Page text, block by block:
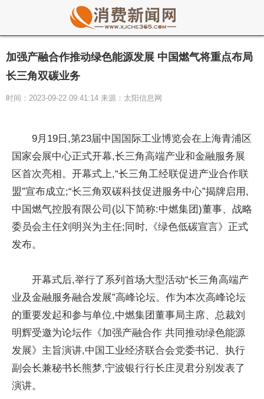
加强产融合作推动绿色能源发展 中国燃气将重点布局
长三角双碳业务
时间：2023-09-22 09:41:14 来源：太阳信息网
9月19日,第23届中国国际工业博览会在上海青浦区
国家会展中心正式开幕,长三角高端产业和金融服务展
区首次亮相。开幕式上,“长三角工经联促进产业合作联
盟”宣布成立;“长三角双碳科技促进服务中心”揭牌启用,
中国燃气控股有限公司(以下简称:中燃集团)董事、战略
委员会主任刘明兴为主任;同时,《绿色低碳宣言》正式
发布。
开幕式后,举行了系列首场大型活动“长三角高端产
业及金融服务融合发展”高峰论坛。作为本次高峰论坛
的重要发起和参与单位,中燃集团董事局主席、总裁刘
明辉受邀为论坛作《加强产融合作 共同推动绿色能源
发展》主旨演讲,中国工业经济联合会党委书记、执行
副会长兼秘书长熊梦,宁波银行行长庄灵君分别发表了
演讲。